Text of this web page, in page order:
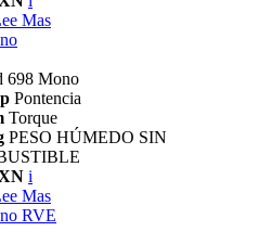
Mas
698 Mono
Pontencia
Torque
PESO HÚMEDO SIN
i
Mas
RVE